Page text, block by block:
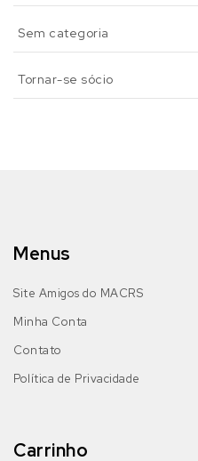
Sem categoria
Tornar-se sócio
Menus
Site Amigos do MACRS
Minha Conta
Contato
Política de Privacidade
Carrinho